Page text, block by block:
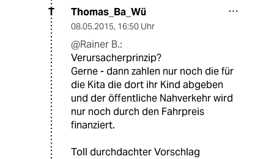
T Thomas_Ba_Wü
08.05.2015, 16:50 Uhr
@Rainer B.:
Verursacherprinzip?
Gerne - dann zahlen nur noch die für
die Kita die dort ihr Kind abgeben
und der öffentliche Nahverkehr wird
nur noch durch den Fahrpreis
finanziert.
Toll durchdachter Vorschlag